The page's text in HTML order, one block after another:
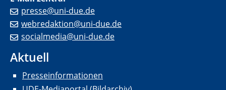
presse@uni-due.de
webredaktion@uni-due.de
socialmedia@uni-due.de
Aktuell
Presseinformationen